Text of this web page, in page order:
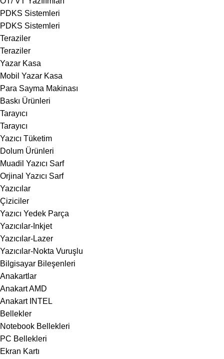
PDKS Sistemleri
PDKS Sistemleri
Teraziler
Teraziler
Yazar Kasa
Mobil Yazar Kasa
Para Sayma Makinası
Baskı Ürünleri
Tarayıcı
Tarayıcı
Yazıcı Tüketim
Dolum Ürünleri
Muadil Yazıcı Sarf
Orjinal Yazıcı Sarf
Yazıcılar
Çiziciler
Yazıcı Yedek Parça
Yazıcılar-Inkjet
Yazıcılar-Lazer
Yazıcılar-Nokta Vuruşlu
Bilgisayar Bileşenleri
Anakartlar
Anakart AMD
Anakart INTEL
Bellekler
Notebook Bellekleri
PC Bellekleri
Ekran Kartı